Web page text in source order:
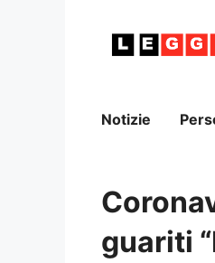
Notizie
guariti